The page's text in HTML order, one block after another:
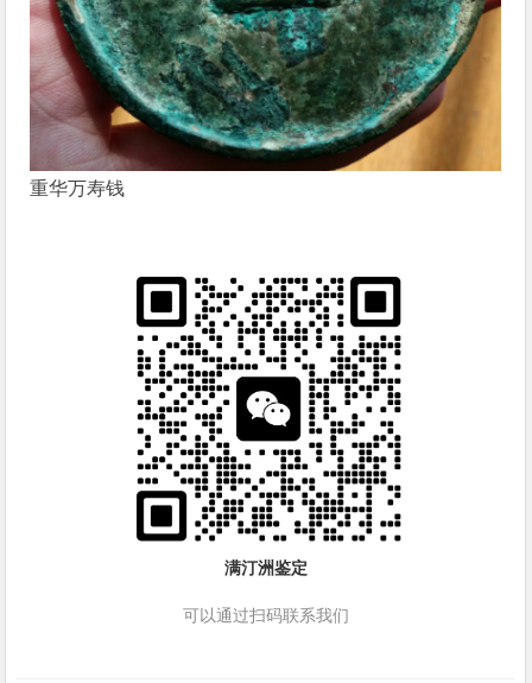
重华万寿钱
满汀洲鉴定
可以通过扫码联系我们